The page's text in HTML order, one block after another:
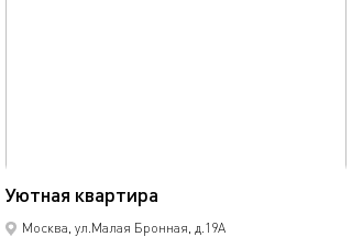
Уютная квартира
Москва, ул.Малая Бронная, д.19А